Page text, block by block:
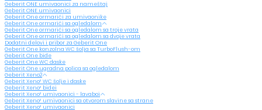
Geberit ONE umivaonici za nameštaj
Geberit ONE umivaonici
Geberit One ormarići za umivaonike
Geberit One ormarići sa ogledalom
Geberit One ormarići sa ogledalom sa troje vrata
Geberit One ormarići sa ogledalom sa dvoje vrata
Dodatni delovi i pribor za Geberit One
Geberit One konzolna WC šolja sa TurboFlush-om
Geberit One bide
Geberit One WC daske
Geberit One ugradna polica sa ogledalom
Geberit Xeno2
Geberit Xeno² WC šolje i daske
Geberit Xeno² bidei
Geberit Xeno² umivaonici - lavaboi
Geberit Xeno² umivaonici sa otvorom slavine sa strane
Geberit Xeno² umivaonici